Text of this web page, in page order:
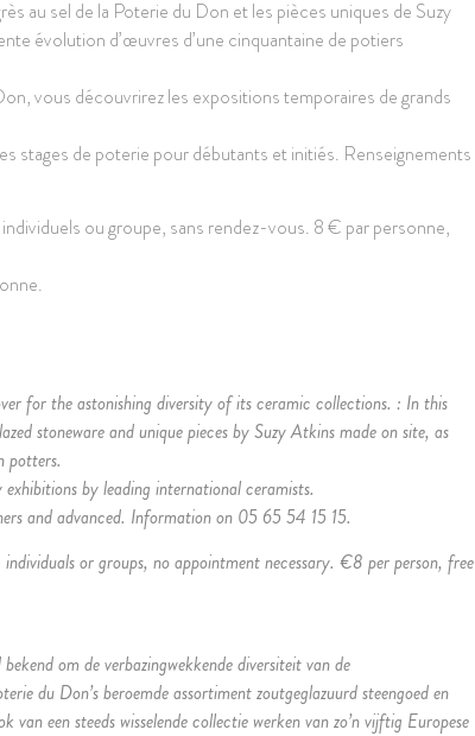
au sel de la Poterie du Don et les pièces uniques de Suzy
évolution d’œuvres d’une cinquantaine de potiers
vous découvrirez les expositions temporaires de grands
stages de poterie pour débutants et initiés. Renseignements
ou groupe, sans rendez-vous. 8 € par personne,
for the astonishing diversity of its ceramic collections. : In this
stoneware and unique pieces by Suzy Atkins made on site, as
potters.
by leading international ceramists.
and advanced. Information on 05 65 54 15 15.
or groups, no appointment necessary. €8 per person, free
om de verbazingwekkende diversiteit van de
du Don’s beroemde assortiment zoutgeglazuurd steengoed en
een steeds wisselende collectie werken van zo’n vijftig Europese